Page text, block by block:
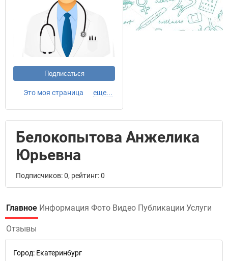
Подписаться
Это моя страница еще...
Белокопытова Анжелика
Юрьевна
Подписчиков: 0, рейтинг: 0
Главное Информация Фото Видео Публикации Услуги
Отзывы
Город: Екатеринбург